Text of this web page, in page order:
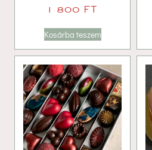
1 800 FT
Kosárba teszem